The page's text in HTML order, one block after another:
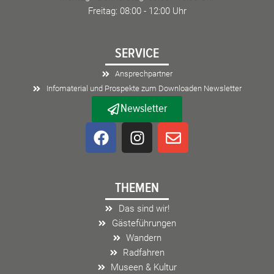
Freitag: 08:00 - 12:00 Uhr
SERVICE
Ansprechpartner
Infomaterial und Prospekte zum Downloaden Newsletter
Newsletter
F
a
o
o
I
n
a
g
r
a
m
E
n
p
THEMEN
Das sind wir!
Gästeführungen
Wandern
Radfahren
Museen & Kultur